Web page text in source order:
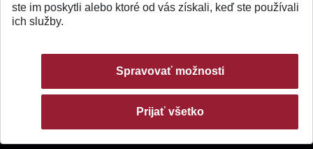
ste im poskytli alebo ktoré od vás získali, keď ste používali
ich služby.
Spravovať možnosti
Prijať všetko